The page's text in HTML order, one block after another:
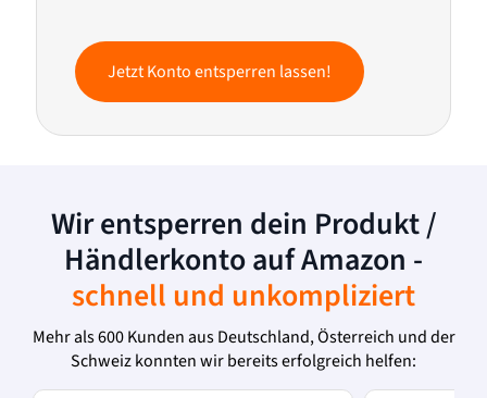
Jetzt Konto entsperren lassen!
Wir entsperren dein Produkt /
Händlerkonto auf Amazon -
schnell und unkompliziert
Mehr als 600 Kunden aus Deutschland, Österreich und der
Schweiz konnten wir bereits erfolgreich helfen: